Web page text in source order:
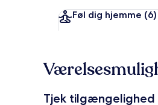
Føl dig hjemme (6)
Tjek tilgængelighed